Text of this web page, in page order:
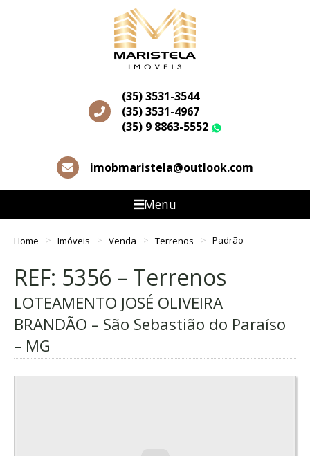
(35) 3531-3544
(35) 3531-4967
(35) 9 8863-5552
imobmaristela@outlook.com
Menu
Home Imóveis Venda Terrenos Padrão
REF: 5356 – Terrenos
LOTEAMENTO JOSÉ OLIVEIRA
BRANDÃO – São Sebastião do Paraíso
– MG